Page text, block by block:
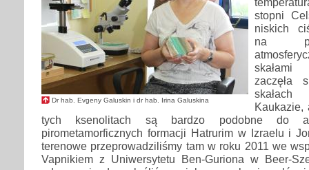
Dr hab. Evgeny Galuskin i dr hab. Irina Galuskina
stopni
niskich
na
skałami
zaczęła
Kaukazie,
tych ksenolitach są bardzo podobne do
pirometamorficznych formacji Hatrurim w Izraelu i
terenowe przeprowadziliśmy tam w roku 2011 we
Vapnikiem z Uniwersytetu Ben-Guriona w Beer-